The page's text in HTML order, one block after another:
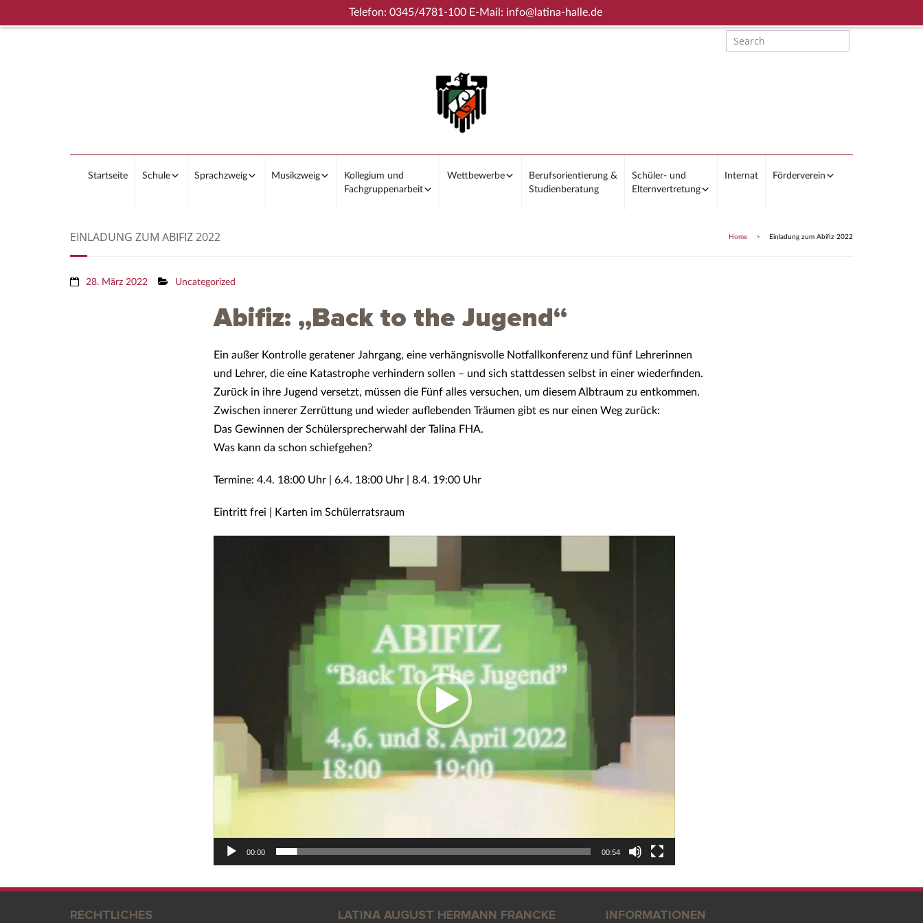
Telefon: 0345/4781-100 E-Mail: info@latina-halle.de
Startseite Schule Sprachzweig Musikzweig
Kollegium und
Fachgruppenarbeit
Wettbewerbe
Berufsorientierung &
Studienberatung
Schüler- und
Elternvertretung
Internat Förderverein
EINLADUNG ZUM ABIFIZ 2022 Home > Einladung zum Abifiz 2022
28. März 2022 Uncategorized
Abifiz: „Back to the Jugend“
Ein außer Kontrolle geratener Jahrgang, eine verhängnisvolle Notfallkonferenz und fünf Lehrerinnen
und Lehrer, die eine Katastrophe verhindern sollen – und sich stattdessen selbst in einer wiederfinden.
Zurück in ihre Jugend versetzt, müssen die Fünf alles versuchen, um diesem Albtraum zu entkommen.
Zwischen innerer Zerrüttung und wieder auflebenden Träumen gibt es nur einen Weg zurück:
Das Gewinnen der Schülersprecherwahl der Talina FHA.
Was kann da schon schiefgehen?
Termine: 4.4. 18:00 Uhr | 6.4. 18:00 Uhr | 8.4. 19:00 Uhr
Eintritt frei | Karten im Schülerratsraum
00:00 00:54
RECHTLICHES LATINA AUGUST HERMANN FRANCKE INFORMATIONEN